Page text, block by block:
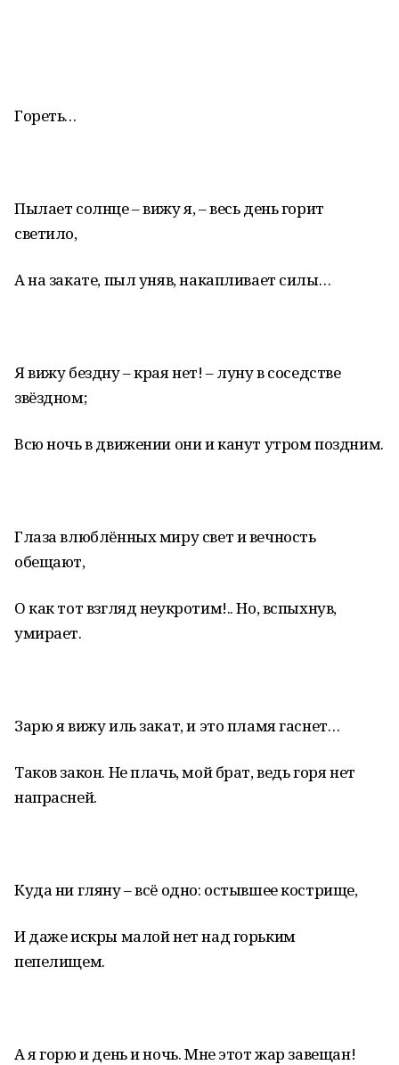
Гореть…
Пылает солнце – вижу я, – весь день горит
светило,
А на закате, пыл уняв, накапливает силы…
Я вижу бездну – края нет! – луну в соседстве
звёздном;
Всю ночь в движении они и канут утром поздним.
Глаза влюблённых миру свет и вечность
обещают,
О как тот взгляд неукротим!.. Но, вспыхнув,
умирает.
Зарю я вижу иль закат, и это пламя гаснет…
Таков закон. Не плачь, мой брат, ведь горя нет
напрасней.
Куда ни гляну – всё одно: остывшее кострище,
И даже искры малой нет над горьким
пепелищем.
А я горю и день и ночь. Мне этот жар завещан!